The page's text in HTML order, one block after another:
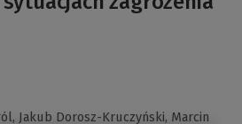
Jakub Dorosz-Kruczyński, Marcin